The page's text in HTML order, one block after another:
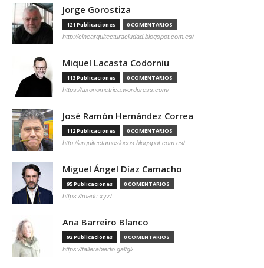
Jorge Gorostiza
121 Publicaciones 0 COMENTARIOS
http://cinearquitecturaciudad.blogspot.com.es/
Miquel Lacasta Codorniu
113 Publicaciones 0 COMENTARIOS
https://axonometrica.wordpress.com/
José Ramón Hernández Correa
112 Publicaciones 0 COMENTARIOS
http://arquitectamoslocos.blogspot.com.es/
Miguel Ángel Díaz Camacho
95 Publicaciones 0 COMENTARIOS
https://madc.xyz/
Ana Barreiro Blanco
92 Publicaciones 0 COMENTARIOS
https://tallerabierto.gal/gl/